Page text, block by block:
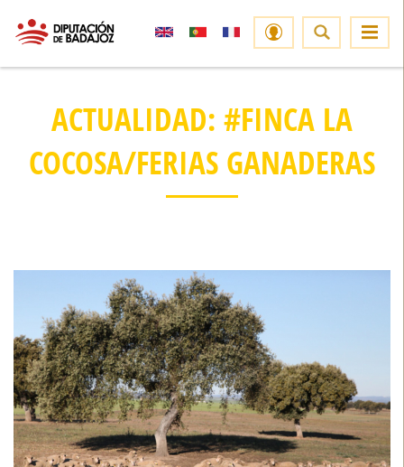
ACTUALIDAD: #FINCA LA
COCOSA/FERIAS GANADERAS